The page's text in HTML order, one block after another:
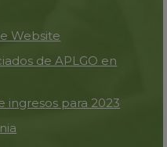
Website
de APLGO en
ingresos para 2023